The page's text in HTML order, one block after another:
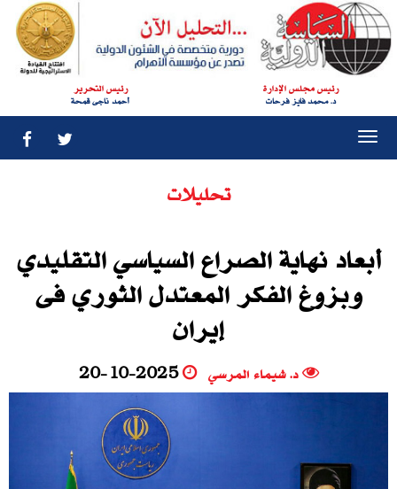
رئيس مجلس الإدارة
د. محمد فايز فرحات
رئيس التحرير
أحمد ناجى قمحة
تحليلات
أبعاد نهاية الصراع السياسي التقليدي
وبزوغ الفكر المعتدل الثوري فى
إيران
د. شيماء المرسي 20-10-2025